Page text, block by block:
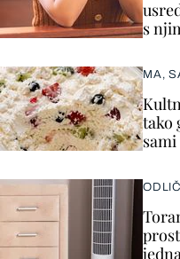
s
MA,
tako
sami